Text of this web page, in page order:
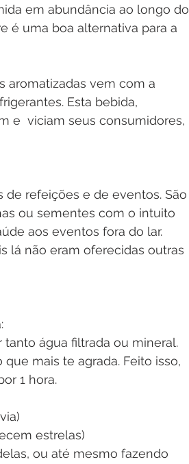
em abundância ao longo do
é uma boa alternativa para a
Esta bebida,
e  viciam seus consumidores,
de refeições e de eventos. São
ou sementes com o intuito
aos eventos fora do lar.
lá não eram oferecidas outras
água filtrada ou mineral.
mais te agrada. Feito isso,
1 hora.
estrelas)